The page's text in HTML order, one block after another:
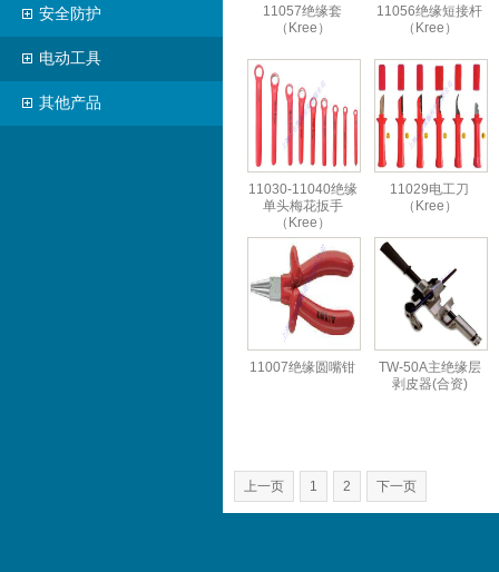
安全防护
电动工具
其他产品
11057绝缘套
（Kree）
11056绝缘短接杆
（Kree）
11030-11040绝缘
单头梅花扳手
（Kree）
11029电工刀
（Kree）
11007绝缘圆嘴钳
TW-50A主绝缘层
剥皮器(合资)
上一页 1 2 下一页